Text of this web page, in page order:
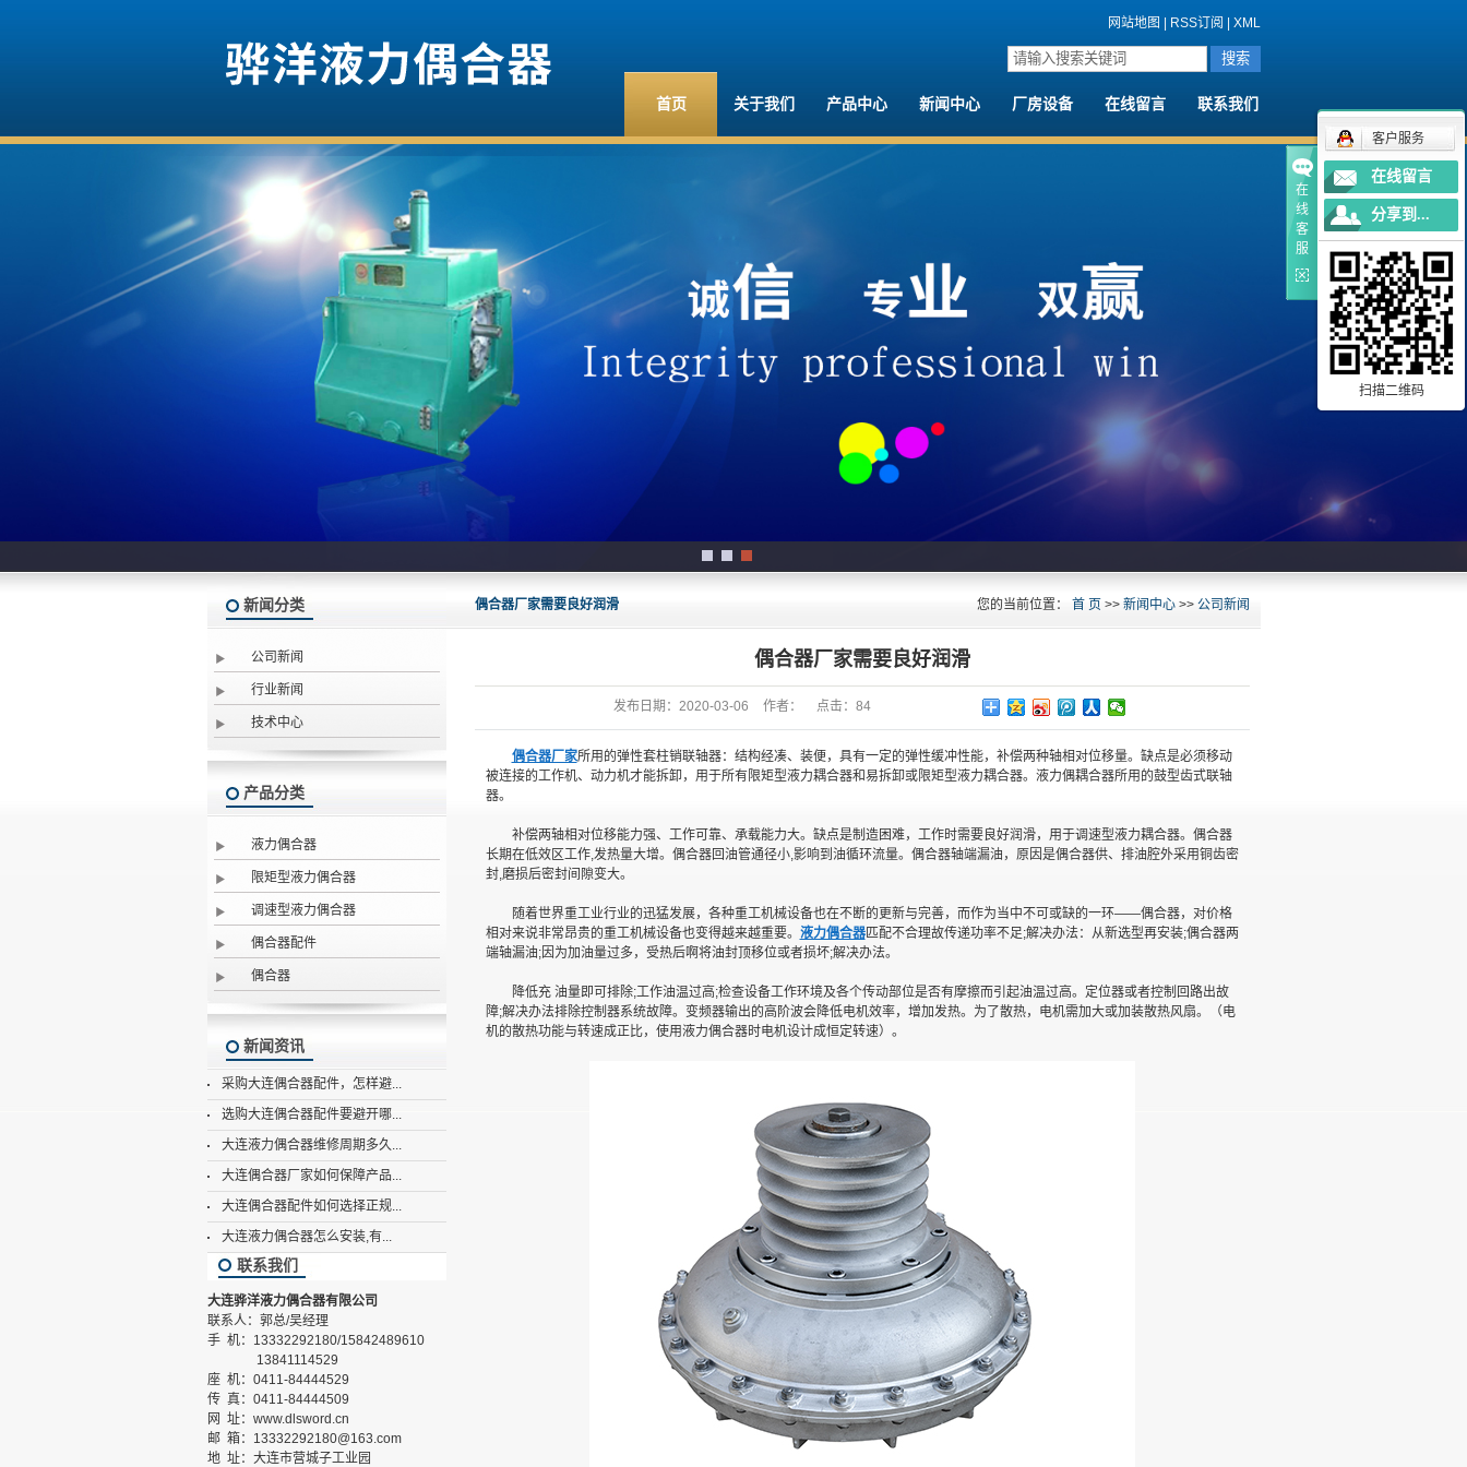
网站地图 RSS订阅 XML
首页 关于我们
资质档案
产品中心
液力偶合器
限矩型液力偶合器
偶合器
新闻中心 厂房设备 在线留言 联系我们
新闻分类
公司新闻
行业新闻
技术中心
产品分类
液力偶合器
限矩型液力偶合器
调速型液力偶合器
偶合器配件
偶合器
新闻资讯
采购大连偶合器配件，怎样避...
选购大连偶合器配件要避开哪...
大连液力偶合器维修周期多久...
大连偶合器厂家如何保障产品...
大连偶合器配件如何选择正规...
大连液力偶合器怎么安装,有...
联系我们
大连骅洋液力偶合器有限公司
联系人：郭总/吴经理
手 机：13332292180/15842489610
13841114529
座 机：0411-84444529
传 真：0411-84444509
网 址：www.dlsword.cn
邮 箱：13332292180@163.com
地 址：大连市营城子工业园
偶合器厂家需要良好润滑 您的当前位置： 首 页 >> 新闻中心>> 公司新闻
偶合器厂家需要良好润滑
发布日期： 2020-03-06 作者： 点击： 84
偶合器厂家所用的弹性套柱销联轴器：结构经凑、装便，具有一定的弹性缓冲性能，补偿两种轴相对位移量。缺点是必须移动
被连接的工作机、动力机才能拆卸，用于所有限矩型液力耦合器和易拆卸或限矩型液力耦合器。液力偶耦合器所用的鼓型齿式联轴
器。
补偿两轴相对位移能力强、工作可靠、承载能力大。缺点是制造困难，工作时需要良好润滑，用于调速型液力耦合器。偶合器
长期在低效区工作,发热量大增。偶合器回油管通径小,影响到油循环流量。偶合器轴端漏油，原因是偶合器供、排油腔外采用铜齿密
封,磨损后密封间隙变大。
随着世界重工业行业的迅猛发展，各种重工机械设备也在不断的更新与完善，而作为当中不可或缺的一环——偶合器，对价格
相对来说非常昂贵的重工机械设备也变得越来越重要。 液力偶合器匹配不合理故传递功率不足;解决办法：从新选型再安装;偶合器两
端轴漏油;因为加油量过多，受热后啊将油封顶移位或者损坏;解决办法。
降低充 油量即可排除;工作油温过高;检查设备工作环境及各个传动部位是否有摩擦而引起油温过高。定位器或者控制回路出故
障;解决办法排除控制器系统故障。变频器输出的高阶波会降低电机效率，增加发热。为了散热，电机需加大或加装散热风扇。（电
机的散热功能与转速成正比，使用液力偶合器时电机设计成恒定转速）。
在
线
客
服
客户服务
在线留言
分享到...
扫描二维码